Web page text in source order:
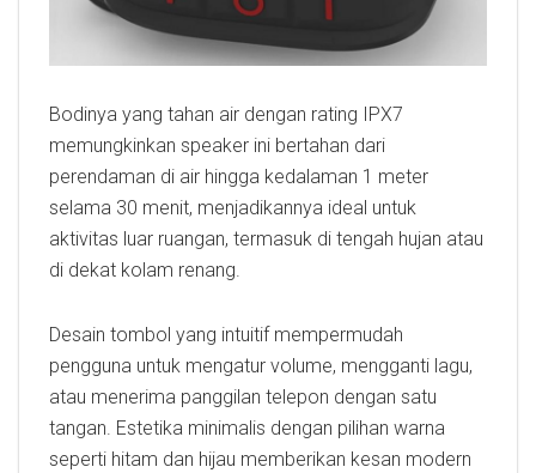
Bodinya yang tahan air dengan rating IPX7
memungkinkan speaker ini bertahan dari
perendaman di air hingga kedalaman 1 meter
selama 30 menit, menjadikannya ideal untuk
aktivitas luar ruangan, termasuk di tengah hujan atau
di dekat kolam renang.
Desain tombol yang intuitif mempermudah
pengguna untuk mengatur volume, mengganti lagu,
atau menerima panggilan telepon dengan satu
tangan. Estetika minimalis dengan pilihan warna
seperti hitam dan hijau memberikan kesan modern